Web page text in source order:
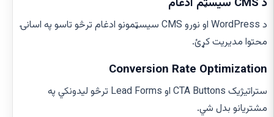
د WordPress او نورو CMS سیسټمونو ادغام ترڅو تاسو په اسانۍ
محتوا مدیریت کړئ.
Conversion Rate Optimization
ستراتیژیک CTA Buttons او Lead Forms ترڅو لیدونکي په
مشتریانو بدل شي.